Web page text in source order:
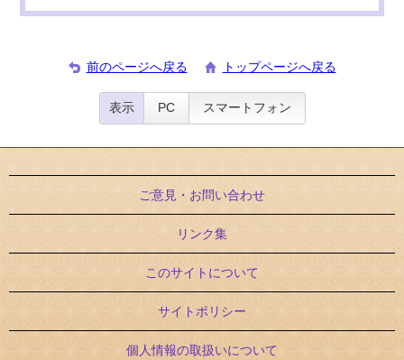
前のページへ戻る トップページへ戻る
表示 PC スマートフォン
ご意見・お問い合わせ
リンク集
このサイトについて
サイトポリシー
個人情報の取扱いについて